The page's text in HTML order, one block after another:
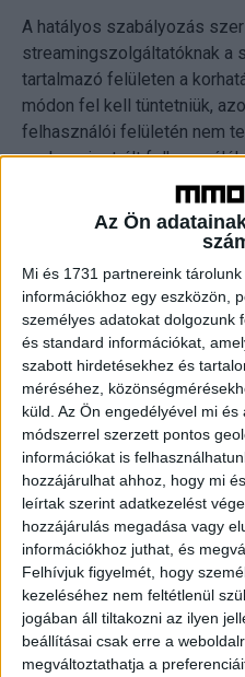
Az Ön
Mi és 1731 partnereink
információkhoz egy eszközön,
személyes adatokat dolgozunk
és standard információkat,
szabott hirdetésekhez és
méréséhez,
küld. Az Ön engedélyével mi
módszerrel szerzett pontos
információkat is
hozzájárulhat ahhoz, hogy mi
leírtak szerint adatkezelést
hozzájárulás megadása vagy
információkhoz juthat, és
Felhívjuk figyelmét, hogy
kezeléséhez nem feltétlenül
jogában áll tiltakozni az ilyen
beállításai csak erre a
megváltoztathatja a
A hatályos szabályozás
streamingszolgáltatóknak a
tartalmazó felületen a
módon fel kell tüntetniük,
felhasználói felületén nem
csak regisztrált
Itt a műsorszámok egyes
szerepel, az csak akkor
az adott műsorszámra
szolgáltatója Hollandiában
Médiatanács a felmerült
illetékes társhatóságot, és
intézkedések megtételét.
Egy bejelentés nyomán
millió 150 ezer forintos
1 szolgáltatójára, a Balázsék
reggel sugárzott adásában
megállapította, hogy a
adás nem felelt meg a
korhatár-kategóriának, annak
éven aluliak számára nem
kellett volna sorolni. Mivel a
körzeti vételkörzetű
műsorszámot 30, hálózatba